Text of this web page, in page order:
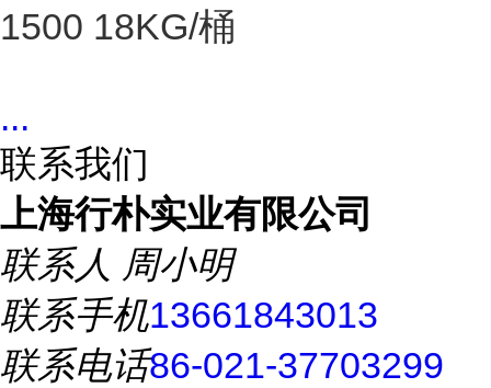
1500 18KG/桶
...
联系我们
上海行朴实业有限公司
联系人 周小明
联系手机13661843013
联系电话86-021-37703299